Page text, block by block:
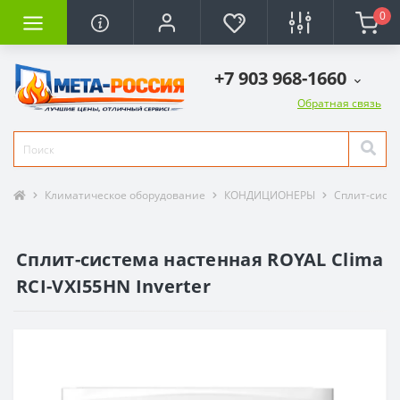
0
+7 903 968-1660
Обратная связь
Климатическое оборудование КОНДИЦИОНЕРЫ Сплит-
Сплит-система настенная ROYAL Clima
RCI-VXI55HN Inverter